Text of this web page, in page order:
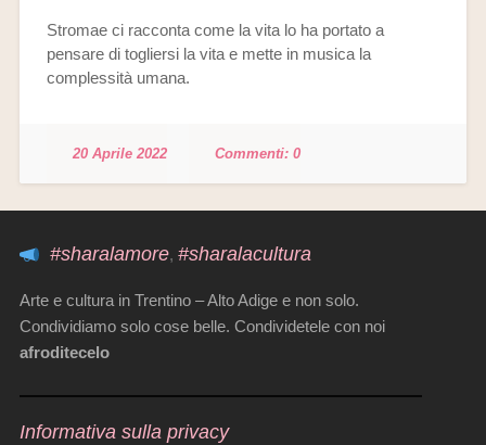
Stromae ci racconta come la vita lo ha portato a
pensare di togliersi la vita e mette in musica la
complessità umana.
20 Aprile 2022 0
#sharalamore, #sharalacultura
Arte e cultura in Trentino – Alto Adige e non solo.
Condividiamo solo cose belle. Condividetele con noi
afroditecelo
Informativa sulla privacy